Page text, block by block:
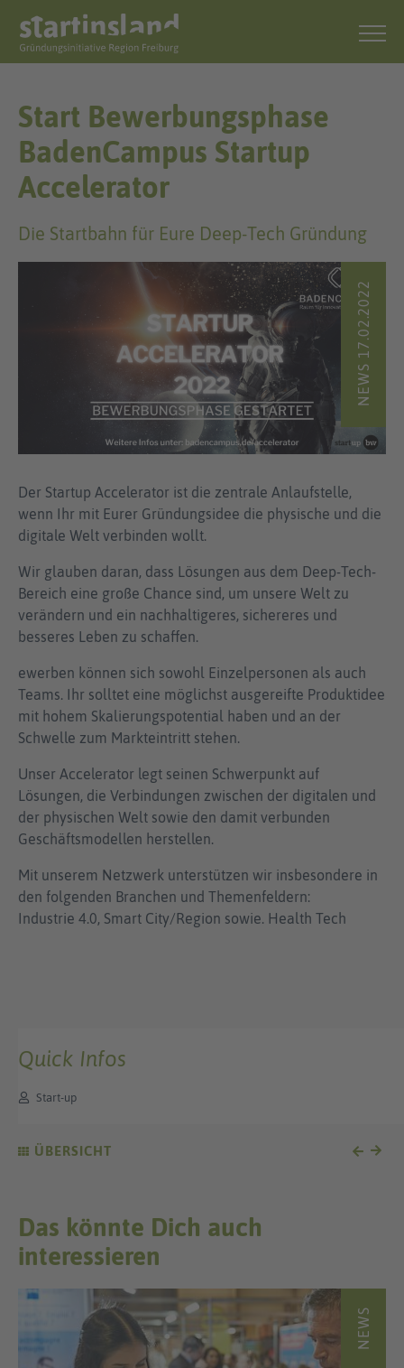
Start Bewerbungsphase
BadenCampus Startup
Accelerator
Die Startbahn für Eure Deep-Tech Gründung
NEWS 17.02.2022
Der Startup Accelerator ist die zentrale Anlaufstelle,
wenn Ihr mit Eurer Gründungsidee die physische und die
digitale Welt verbinden wollt.
Wir glauben daran, dass Lösungen aus dem Deep-Tech-
Bereich eine große Chance sind, um unsere Welt zu
verändern und ein nachhaltigeres, sichereres und
besseres Leben zu schaffen.
ewerben können sich sowohl Einzelpersonen als auch
Teams. Ihr solltet eine möglichst ausgereifte Produktidee
mit hohem Skalierungspotential haben und an der
Schwelle zum Markteintritt stehen.
Unser Accelerator legt seinen Schwerpunkt auf
Lösungen, die Verbindungen zwischen der digitalen und
der physischen Welt sowie den damit verbunden
Geschäftsmodellen herstellen.
Mit unserem Netzwerk unterstützen wir insbesondere in
den folgenden Branchen und Themenfeldern:
Industrie 4.0, Smart City/Region sowie. Health Tech
ÜBERSICHT
Quick Infos
Start-up
Das könnte Dich auch
interessieren
NEWS